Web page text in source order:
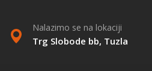
Nalazimo se na lokaciji
Trg Slobode bb, Tuzla